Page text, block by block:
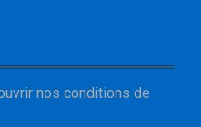
nos conditions de